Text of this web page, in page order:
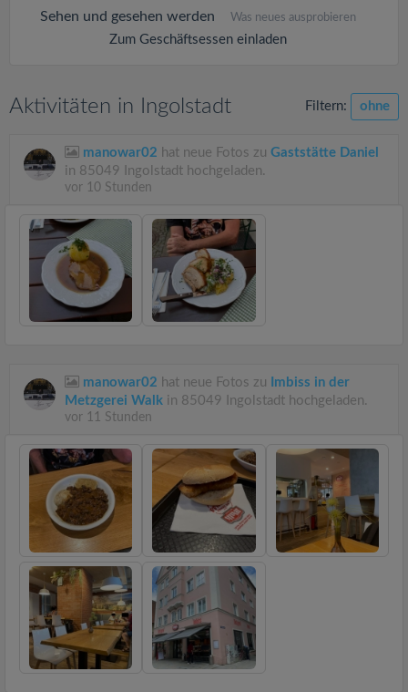
Sehen und gesehen werden Was neues ausprobieren
Zum Geschäftsessen einladen
Aktivitäten in Ingolstadt Filtern: ohne
manowar02 hat neue Fotos zu Gaststätte Daniel
in 85049 Ingolstadt hochgeladen.
vor 10 Stunden
manowar02 hat neue Fotos zu
Imbiss in der
Metzgerei Walk in 85049 Ingolstadt hochgeladen.
vor 11 Stunden